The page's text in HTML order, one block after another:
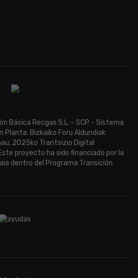
Básica Recgas S.L. - SCP - Sistema
Planta. Bizkaiko Foru Aldundiak
2025ko Trantsizio Digital
proyecto ha sido financiado por la
dentro del Programa Transición